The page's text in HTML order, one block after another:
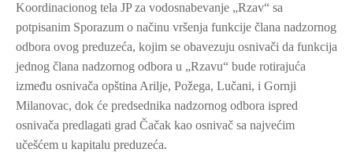
Koordinacionog tela JP za vodosnabevanje „Rzav“ sa
potpisanim Sporazum o načinu vršenja funkcije člana nadzornog
odbora ovog preduzeća, kojim se obavezuju osnivači da funkcija
jednog člana nadzornog odbora u „Rzavu“ bude rotirajuća
između osnivača opština Arilje, Požega, Lučani, i Gornji
Milanovac, dok će predsednika nadzornog odbora ispred
osnivača predlagati grad Čačak kao osnivač sa najvećim
učešćem u kapitalu preduzeća.